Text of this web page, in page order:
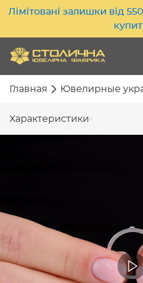
Лімітовані залишки від
Главная Ювелирные
Характеристики